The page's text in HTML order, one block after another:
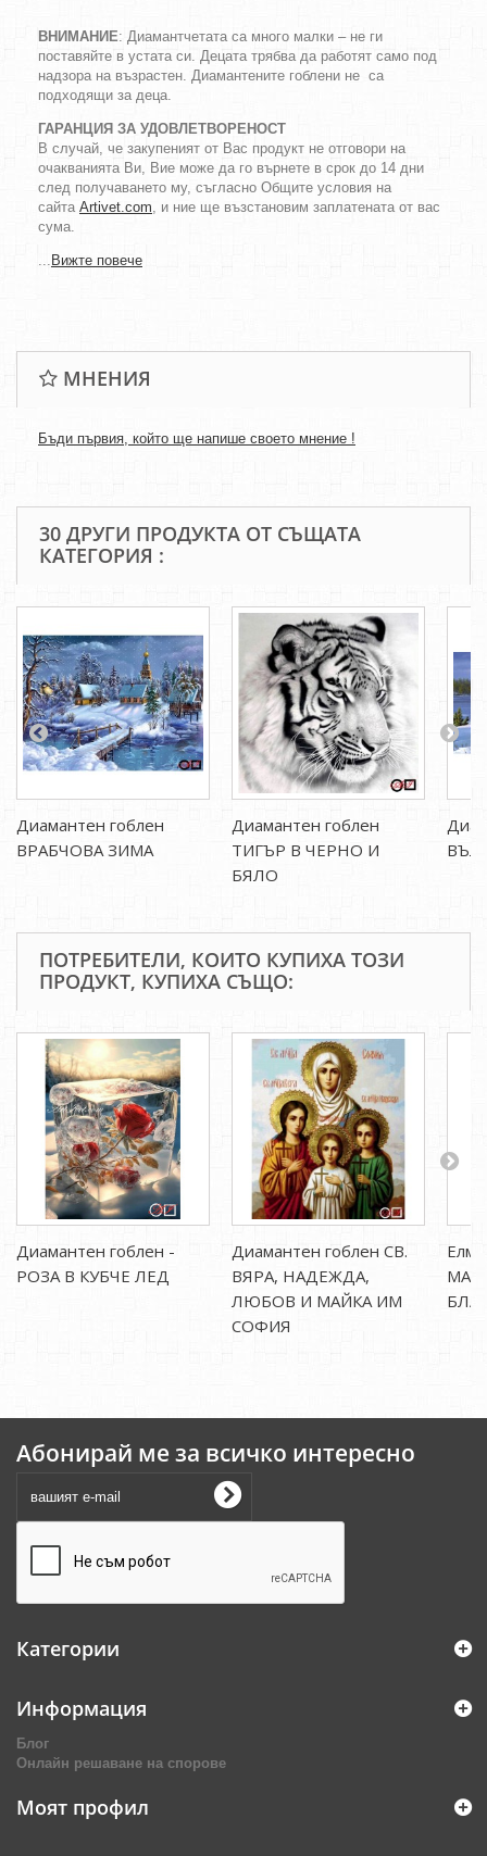
ВНИМАНИЕ: Диамантчетата са много малки – не ги
поставяйте в устата си. Децата трябва да работят само под
надзора на възрастен. Диамантените гоблени не са
подходящи за деца.
ГАРАНЦИЯ ЗА УДОВЛЕТВОРЕНОСТ
В случай, че закупеният от Вас продукт не отговори на
очакванията Ви, Вие може да го върнете в срок до 14 дни
след получаването му, съгласно Общите условия на
сайта Artivet.com, и ние ще възстановим заплатената от вас
сума.
... Вижте повече
МНЕНИЯ
Бъди първия, който ще напише своето мнение !
30 ДРУГИ ПРОДУКТА ОТ СЪЩАТА
КАТЕГОРИЯ :
Диамантен гоблен
ВРАБЧОВА ЗИМА
Диамантен гоблен
ТИГЪР В ЧЕРНО И
БЯЛО
ПОТРЕБИТЕЛИ, КОИТО КУПИХА ТОЗИ
ПРОДУКТ, КУПИХА СЪЩО:
Диамантен гоблен -
РОЗА В КУБЧЕ ЛЕД
Диамантен гоблен СВ.
ВЯРА, НАДЕЖДА,
ЛЮБОВ И МАЙКА ИМ
СОФИЯ
Абонирай ме за всичко интересно
Категории
Информация
Блог
Онлайн решаване на спорове
Моят профил